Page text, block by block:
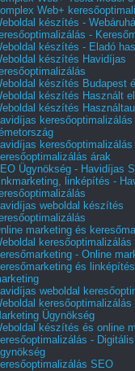
Web+
készítés -
-
készítés - Eladó
készítés Havidíjas
készítés Budapest
készítés Használt
készítés
keresőoptimalizálás
árak
Ügynökség - Havidíjas
linképítés -
weboldal készítés
marketing és
keresőoptimalizálás
- Online
és
weboldal
keresőoptimalizálás
Ügynökség
készítés és online
-
SEO